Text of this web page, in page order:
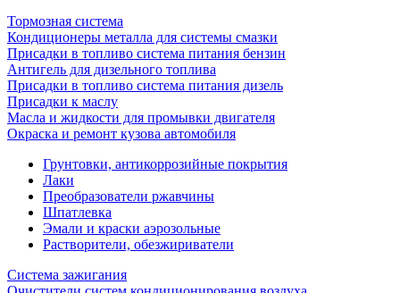
Тормозная система
Кондиционеры металла для системы смазки
Присадки в топливо система питания бензин
Антигель для дизельного топлива
Присадки в топливо система питания дизель
Присадки к маслу
Масла и жидкости для промывки двигателя
Окраска и ремонт кузова автомобиля
Грунтовки, антикоррозийные покрытия
Лаки
Преобразователи ржавчины
Шпатлевка
Эмали и краски аэрозольные
Растворители, обезжириватели
Система зажигания